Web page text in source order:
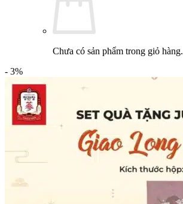
Chưa có sản phẩm trong giỏ hàng.
- 3%